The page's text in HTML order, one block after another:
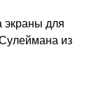
экраны для
из